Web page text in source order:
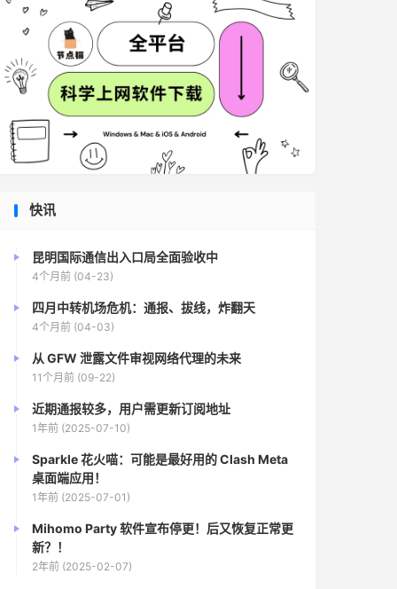
快讯
昆明国际通信出入口局全面验收中
4个月前 (04-23)
四月中转机场危机：通报、拔线，炸翻天
4个月前 (04-03)
从 GFW 泄露文件审视网络代理的未来
11个月前 (09-22)
近期通报较多，用户需更新订阅地址
1年前 (2025-07-10)
Sparkle 花火喵：可能是最好用的 Clash Meta
桌面端应用！
1年前 (2025-07-01)
Mihomo Party 软件宣布停更！后又恢复正常更
新？！
2年前 (2025-02-07)